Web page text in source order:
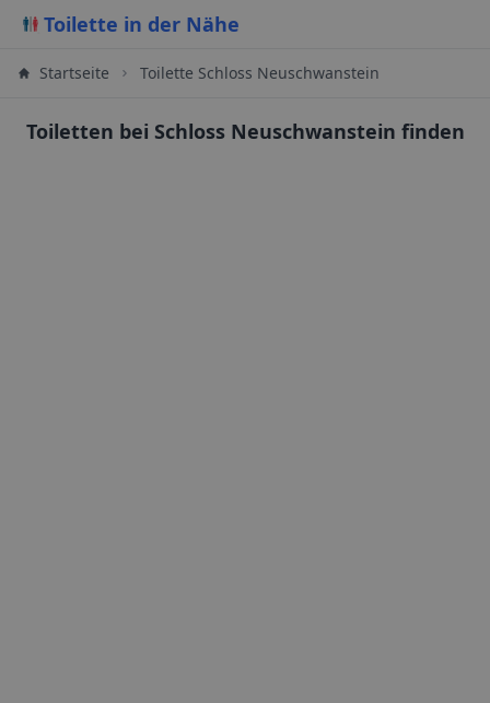
Toilette in der Nähe
Startseite Toilette Schloss Neuschwanstein
Toiletten bei Schloss Neuschwanstein finden